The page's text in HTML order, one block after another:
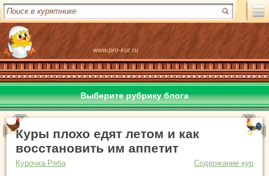
www.pro-kur.ru
Выберите рубрику блога
Куры плохо едят летом и как
восстановить им аппетит
Курочка Ряба
Содержание кур